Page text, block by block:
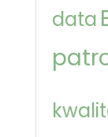
data